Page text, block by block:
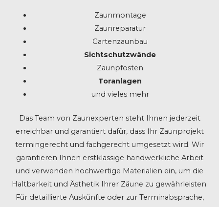
Zaunmontage
Zaunreparatur
Gartenzaunbau
Sichtschutzwände
Zaunpfosten
Toranlagen
und vieles mehr
Das Team von Zaunexperten steht Ihnen jederzeit
erreichbar und garantiert dafür, dass Ihr Zaunprojekt
termingerecht und fachgerecht umgesetzt wird. Wir
garantieren Ihnen erstklassige handwerkliche Arbeit
und verwenden hochwertige Materialien ein, um die
Haltbarkeit und Ästhetik Ihrer Zäune zu gewährleisten.
Für detaillierte Auskünfte oder zur Terminabsprache,